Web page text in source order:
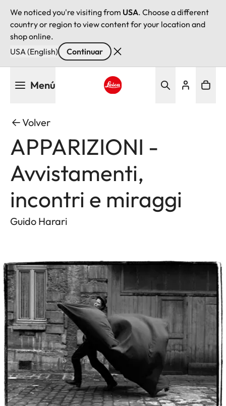
We noticed you're visiting from USA. Choose a different
country or region to view content for your location and
shop online.
USA (English)
Continuar
Menú
Volver
APPARIZIONI -
Avvistamenti,
incontri e miraggi
Guido Harari